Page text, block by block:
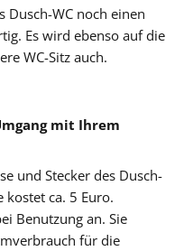
Dusch-WC noch einen
Es wird ebenso auf die
WC-Sitz auch.
mit Ihrem
und Stecker des Dusch-
kostet ca. 5 Euro.
Benutzung an. Sie
für die